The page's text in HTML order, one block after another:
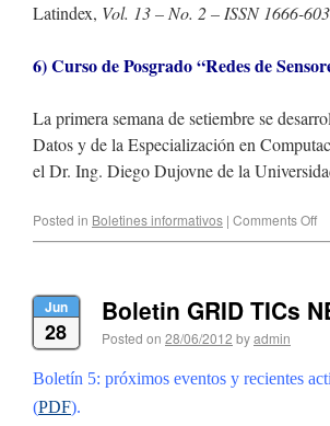
Latindex, Vol. 13 – No. 2 – ISSN 1666-
6) Curso de Posgrado “Redes de
La primera semana de setiembre se
Datos y de la Especialización en
el Dr. Ing. Diego Dujovne de la
Posted in Boletines informativos | Comments Off
Jun
28
Boletin GRID TICs
Posted on 28/06/2012 byadmin
Boletín 5: próximos eventos y recientes
(PDF).